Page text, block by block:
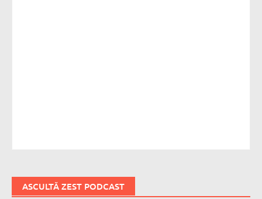
ASCULTĂ ZEST PODCAST